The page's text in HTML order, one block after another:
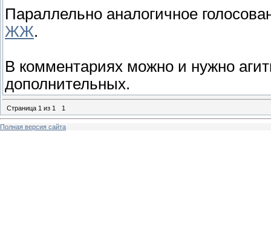
Параллельно аналогичное
ЖЖ.
В комментариях можно и нужно
дополнительных.
Страница 1 из 1 1
Полная версия сайта